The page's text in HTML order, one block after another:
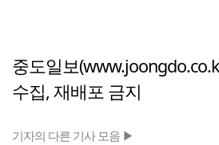
중도일보
수집, 재배포 금지
기자의 다른 기사 모음 ▶